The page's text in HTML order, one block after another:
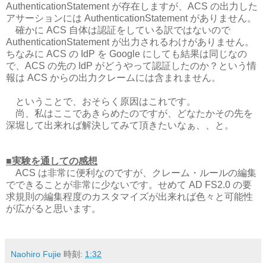
AuthenticationStatement が存在しますが、ACS の出力した
アサーションには AuthenticationStatement がありません。
確かに ACS 自体は認証をしている訳ではないので
AuthenticationStatement が出力されるわけがありません。
ちなみに ACS の IdP を Google にしても結果は同じなの
で、ACS の先の IdP がどうやって認証したのか？という情
報は ACS からの出力クレームには含まれません。
ということで、おそらく原因はこれです。
尚、私はここであきらめたのですが、どなたかその先を
深堀して出来れば解決してみて頂きたいなぁ、、と。
■実験を通しての感想
ACS は非常に便利なのですが、クレーム・ルールの編集
でできることが非常に少ないです。せめて AD FS2.0 の要
求規則の編集程度のカスタマイズが出来れば色々と可能性
が広がると思います。
Naohiro Fujie 時刻: 1:32